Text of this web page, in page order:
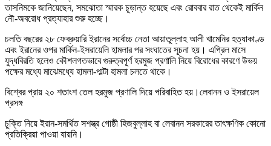
তাসনিমকে জানিয়েছেন, সমঝোতা স্মারক চূড়ান্ত হয়েছে এবং রোববার রাত থেকেই মার্কিন
নৌ-অবরোধ প্রত্যাহার শুরু হচ্ছে।
চলতি বছরের ২৮ ফেব্রুয়ারি ইরানের সর্বোচ্চ নেতা আয়াতুল্লাহ আলী খামেনির হত্যাকাণ্ড
এবং ইরানের ওপর মার্কিন-ইসরায়েলি হামলার পর সংঘাতের সূচনা হয়। এপ্রিল মাসে
যুদ্ধবিরতি হলেও কৌশলগতভাবে গুরুত্বপূর্ণ হরমুজ প্রণালি নিয়ে বিরোধের কারণে উভয়
পক্ষের মধ্যে মাঝেমধ্যে হামলা-পাল্টা হামলা চলতে থাকে।
বিশ্বের প্রায় ২০ শতাংশ তেল হরমুজ প্রণালি দিয়ে পরিবাহিত হয়।লেবানন ও ইসরায়েল
প্রসঙ্গ
চুক্তি নিয়ে ইরান-সমর্থিত সশস্ত্র গোষ্ঠী হিজবুল্লাহ বা লেবানন সরকারের তাৎক্ষণিক কোনো
প্রতিক্রিয়া পাওয়া যায়নি।